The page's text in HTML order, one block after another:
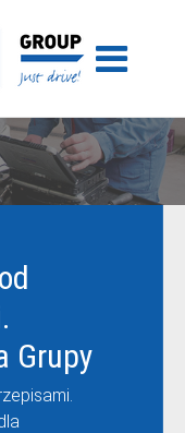
Grupy